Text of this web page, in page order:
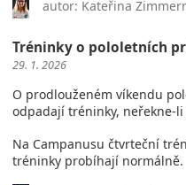
autor: Kateřina
Tréninky o pololetních
29. 1. 2026
O prodlouženém víkendu
odpadají tréninky, neřekne-
Na Campanusu čtvrteční
tréninky probíhají normálně.